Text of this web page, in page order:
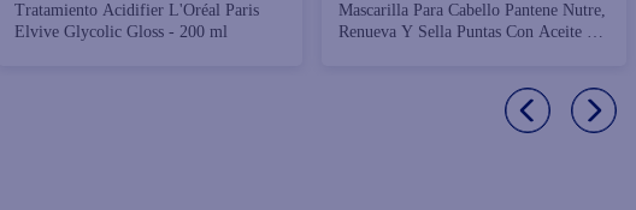
Tratamiento Acidifier L'Oréal Paris
Elvive Glycolic Gloss - 200 ml
Mascarilla Para Cabello Pantene Nutre,
Renueva Y Sella Puntas Con Aceite De